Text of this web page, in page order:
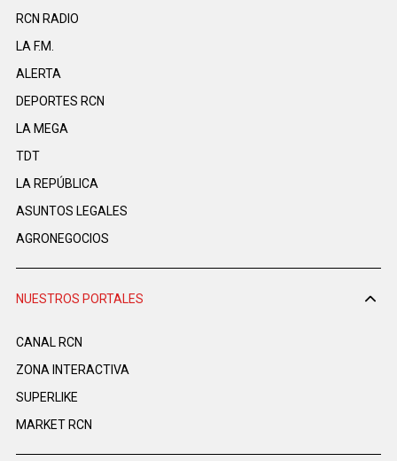
RCN RADIO
LA F.M.
ALERTA
DEPORTES RCN
LA MEGA
TDT
LA REPÚBLICA
ASUNTOS LEGALES
AGRONEGOCIOS
NUESTROS PORTALES
CANAL RCN
ZONA INTERACTIVA
SUPERLIKE
MARKET RCN